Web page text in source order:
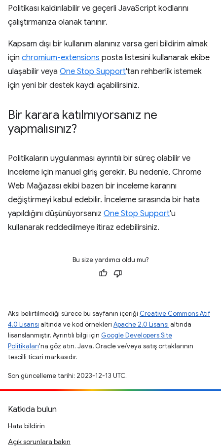
Politikası kaldırılabilir ve geçerli JavaScript kodlarını
çalıştırmanıza olanak tanınır.
Kapsam dışı bir kullanım alanınız varsa geri bildirim almak
için chromium-extensions posta listesini kullanarak ekibe
ulaşabilir veya One Stop Support'tan rehberlik istemek
için yeni bir destek kaydı açabilirsiniz.
Bir karara katılmıyorsanız ne
yapmalısınız?
Politikaların uygulanması ayrıntılı bir süreç olabilir ve
inceleme için manuel giriş gerekir. Bu nedenle, Chrome
Web Mağazası ekibi bazen bir inceleme kararını
değiştirmeyi kabul edebilir. İnceleme sırasında bir hata
yapıldığını düşünüyorsanız One Stop Support'u
kullanarak reddedilmeye itiraz edebilirsiniz.
Bu size yardımcı oldu mu?
Aksi belirtilmediği sürece bu sayfanın içeriği Creative Commons Atıf
4.0 Lisansı altında ve kod örnekleri Apache 2.0 Lisansı altında
lisanslanmıştır. Ayrıntılı bilgi için Google Developers Site
Politikaları'na göz atın. Java, Oracle ve/veya satış ortaklarının
tescilli ticari markasıdır.
Son güncelleme tarihi: 2023-12-13 UTC.
Katkıda bulun
Hata bildirin
Açık sorunlara bakın